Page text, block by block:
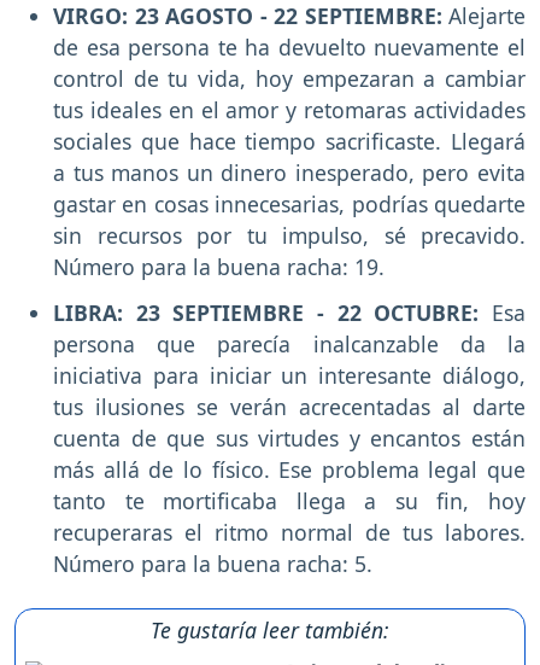
VIRGO: 23 AGOSTO - 22 SEPTIEMBRE: Alejarte
de esa persona te ha devuelto nuevamente el
control de tu vida, hoy empezaran a cambiar
tus ideales en el amor y retomaras actividades
sociales que hace tiempo sacrificaste. Llegará
a tus manos un dinero inesperado, pero evita
gastar en cosas innecesarias, podrías quedarte
sin recursos por tu impulso, sé precavido.
Número para la buena racha: 19.
LIBRA: 23 SEPTIEMBRE - 22 OCTUBRE: Esa
persona que parecía inalcanzable da la
iniciativa para iniciar un interesante diálogo,
tus ilusiones se verán acrecentadas al darte
cuenta de que sus virtudes y encantos están
más allá de lo físico. Ese problema legal que
tanto te mortificaba llega a su fin, hoy
recuperaras el ritmo normal de tus labores.
Número para la buena racha: 5.
Te gustaría leer también: